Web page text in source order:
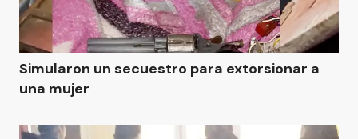
Simularon un secuestro para extorsionar a
una mujer